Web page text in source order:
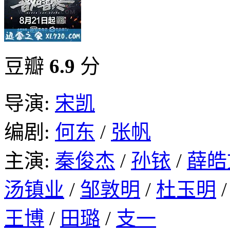
豆瓣 6.9 分
导演: 宋凯
编剧: 何东 / 张帆
主演: 秦俊杰 / 孙铱 / 薛
汤镇业 / 邹敦明 / 杜玉明
王博 / 田璐 / 支一